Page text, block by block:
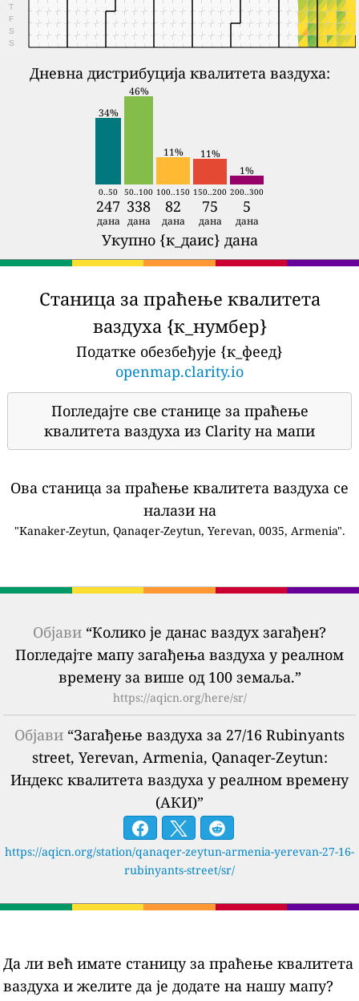
T
F
S
S
Дневна дистрибуција квалитета ваздуха:
34%
46%
11%
11%
1%
0..50 50..100 100..150 150..200 200..300
247 338 82 75 5
дана дана дана дана дана
Укупно {к_даис} дана
Станица за праћење квалитета
ваздуха {к_нумбер}
Податке обезбеђује {к_феед}
openmap.clarity.io
Погледајте све станице за праћење
квалитета ваздуха из Clarity на мапи
Ова станица за праћење квалитета ваздуха се
налази на
"Kanaker-Zeytun, Qanaqer-Zeytun, Yerevan, 0035, Armenia".
Објави “Колико је данас ваздух загађен?
Погледајте мапу загађења ваздуха у реалном
времену за више од 100 земаља.”
https://aqicn.org/here/sr/
Објави “Загађење ваздуха за 27/16 Rubinyants
street, Yerevan, Armenia, Qanaqer-Zeytun:
Индекс квалитета ваздуха у реалном времену
(АКИ)”
https://aqicn.org/station/qanaqer-zeytun-armenia-yerevan-27-16-
rubinyants-street/sr/
Да ли већ имате станицу за праћење квалитета
ваздуха и желите да је додате на нашу мапу?